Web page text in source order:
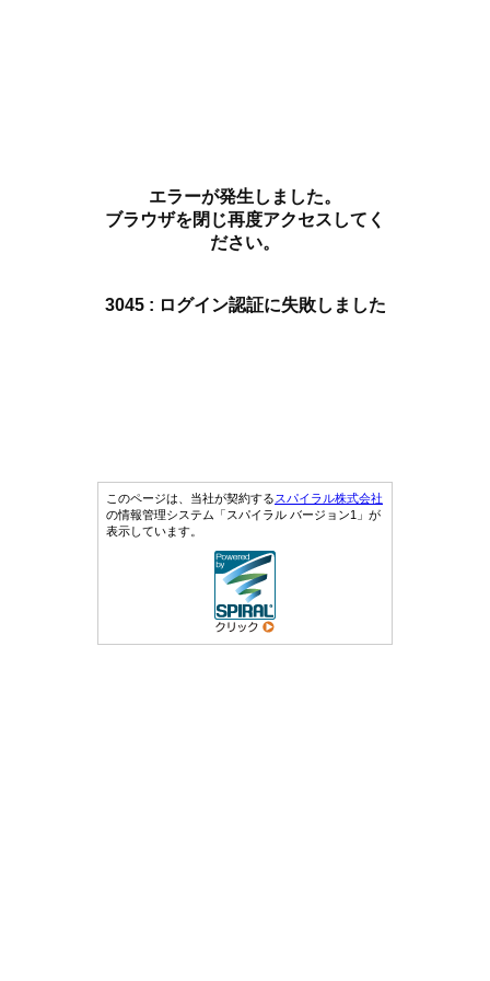
エラーが発生しました。
ブラウザを閉じ再度アクセスしてく
ださい。
3045 : ログイン認証に失敗しました
このページは、当社が契約するスパイラル株式会社
の情報管理システム「スパイラル バージョン1」が
表示しています。